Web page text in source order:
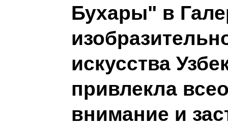
Бухары" в
искусства
привлекла
внимание и